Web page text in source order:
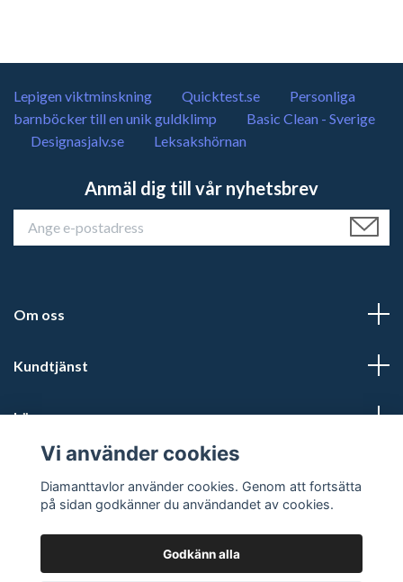
Lepigen viktminskning Quicktest.se
Personliga
barnböcker till en unik guldklimp
Basic Clean - Sverige
Designasjalv.se
Leksakshörnan
Anmäl dig till vår nyhetsbrev
Om oss
Kundtjänst
Läs mer
Vi använder cookies
Diamanttavlor använder cookies. Genom att fortsätta
på sidan godkänner du användandet av cookies.
Godkänn alla